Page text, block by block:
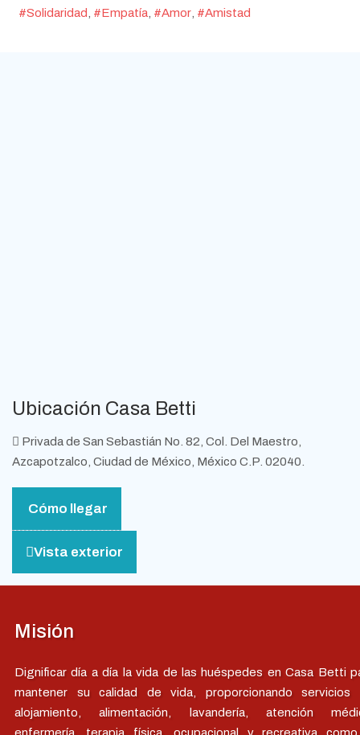
Solidaridad
Empatía Amor Amistad
Ubicación Casa Betti
Privada de San Sebastián No. 82, Col. Del Maestro,
Azcapotzalco, Ciudad de México, México C.P. 02040.
Cómo llegar
Vista exterior
Misión
Dignificar día a día la vida de las huéspedes en Casa Betti
mantener su calidad de vida, proporcionando servicios
alojamiento, alimentación, lavandería, atención